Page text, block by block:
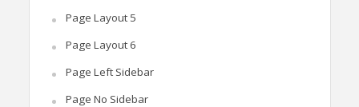
Page Layout 5
Page Layout 6
Page Left Sidebar
Page No Sidebar